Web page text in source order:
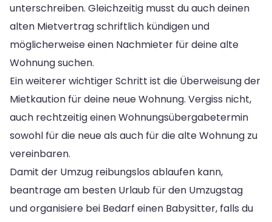
unterschreiben. Gleichzeitig musst du auch deinen
alten Mietvertrag schriftlich kündigen und
möglicherweise einen Nachmieter für deine alte
Wohnung suchen.
Ein weiterer wichtiger Schritt ist die Überweisung der
Mietkaution für deine neue Wohnung. Vergiss nicht,
auch rechtzeitig einen Wohnungsübergabetermin
sowohl für die neue als auch für die alte Wohnung zu
vereinbaren.
Damit der Umzug reibungslos ablaufen kann,
beantrage am besten Urlaub für den Umzugstag
und organisiere bei Bedarf einen Babysitter, falls du